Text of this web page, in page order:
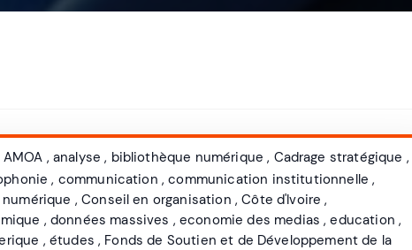
AMOA , analyse , bibliothèque numérique , Cadrage stratégique ,
, communication ,communication institutionnelle ,
,Conseil en organisation ,Côte d'Ivoire ,
, données massives , economie des medias ,education ,
, études , Fonds de Soutien et de Développement de la